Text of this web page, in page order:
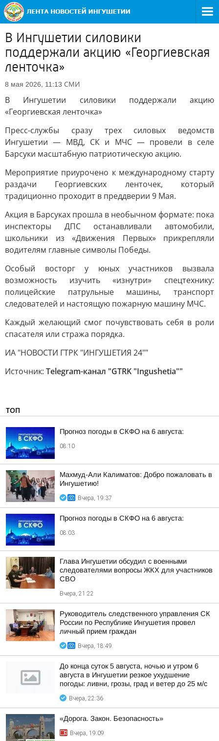
В Ингушетии силовики
поддержали акцию «Георгиевская
ленточка»
8 мая 2026, 11:13 СМИ
В Ингушетии силовики поддержали акцию
«Георгиевская ленточка»
Пресс-службы сразу трех силовых ведомств
Ингушетии — МВД, СК и МЧС — провели в селе
Барсуки масштабную патриотическую акцию.
Мероприятие приурочено к международному старту
раздачи Георгиевских ленточек, который
традиционно проходит в преддверии 9 Мая.
Акция в Барсуках прошла в необычном формате: пока
инспекторы ДПС останавливали автомобили,
школьники из «Движения Первых» прикрепляли
водителям главные символы Победы.
Особый восторг у юных участников вызвала
возможность изучить «изнутри» спецтехнику:
полицейские патрульные машины, транспорт
следователей и настоящую пожарную машину МЧС.
Каждый желающий смог почувствовать себя в роли
спасателя или стража порядка.
ИА "НОВОСТИ ГТРК "ИНГУШЕТИЯ 24""
Источник: Telegram-канал "GTRK "Ingushetia""
ТОП
Прогноз погоды в СКФО на 6 августа:
08:10
Махмуд-Али Калиматов: Добро пожаловать в
Ингушетию!
Вчера, 19:37
Прогноз погоды в СКФО на 6 августа:
08:03
Глава Ингушетии обсудил с военными
следователями вопросы ЖКХ для участников
СВО
Вчера, 21:22
Руководитель следственного управления СК
России по Республике Ингушетия провел
личный прием граждан
Вчера, 18:49
До конца суток 5 августа, ночью и утром 6
августа в Ингушетии резкое ухудшение
погоды: ливни, грозы, град и ветер до 25 м/с
Вчера, 22:36
«Дорога. Закон. Безопасность»
Вчера, 19:09